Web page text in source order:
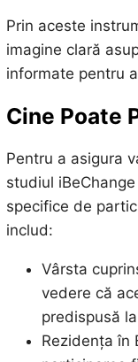
Prin aceste
imagine clară
informate pentru
Cine Poate
Pentru a asigura
studiul
specifice de
includ:
Vârsta
vedere că
predispusă
Rezidența în